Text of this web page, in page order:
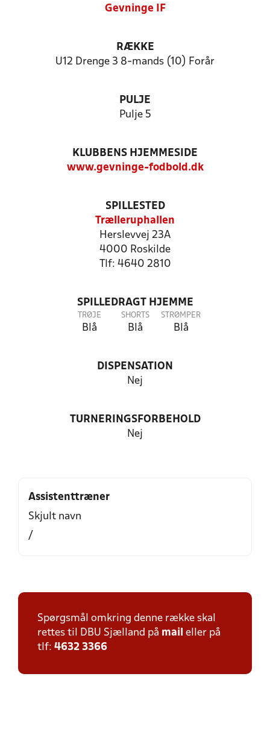
Gevninge IF
RÆKKE
U12 Drenge 3 8-mands (10) Forår
PULJE
Pulje 5
KLUBBENS HJEMMESIDE
www.gevninge-fodbold.dk
SPILLESTED
Trælleruphallen
Herslevvej 23A
4000 Roskilde
Tlf: 4640 2810
SPILLEDRAGT HJEMME
TRØJE
Blå
SHORTS
Blå
STRØMPER
Blå
DISPENSATION
Nej
TURNERINGSFORBEHOLD
Nej
Assistenttræner
Skjult navn
/
Spørgsmål omkring denne række skal
rettes til DBU Sjælland på mail eller på
tlf: 4632 3366